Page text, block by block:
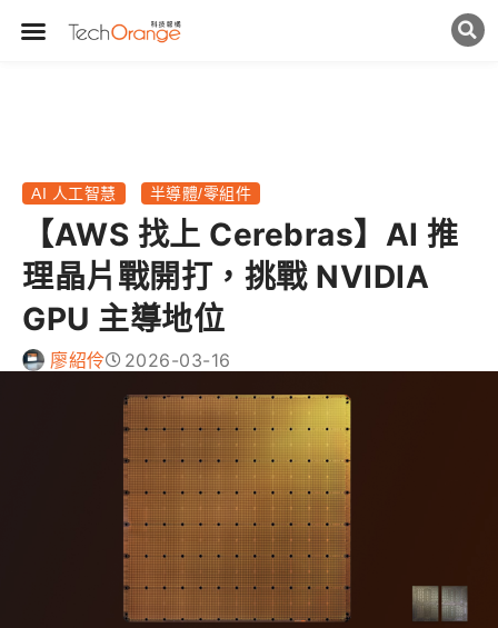
AI 人工智慧 半導體/零組件
【AWS 找上 Cerebras】AI 推
理晶片戰開打，挑戰 NVIDIA
GPU 主導地位
廖紹伶 2026-03-16